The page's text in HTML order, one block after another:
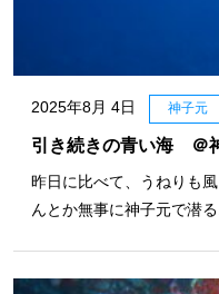
2025年8月 4日 神子元
引き続きの青い海 ＠
昨日に比べて、うねりも
んとか無事に神子元で潜る